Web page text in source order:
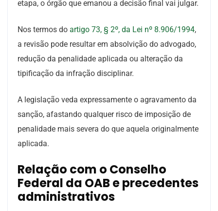
etapa, o órgão que emanou a decisão final vai julgar.
Nos termos do artigo 73, § 2º, da Lei nº 8.906/1994,
a revisão pode resultar em absolvição do advogado,
redução da penalidade aplicada ou alteração da
tipificação da infração disciplinar.
A legislação veda expressamente o agravamento da
sanção, afastando qualquer risco de imposição de
penalidade mais severa do que aquela originalmente
aplicada.
Relação com o Conselho
Federal da OAB e precedentes
administrativos